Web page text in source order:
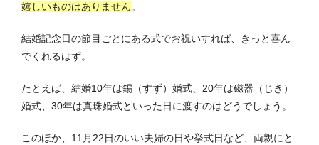
嬉しいものはありません。
結婚記念日の節目ごとにある式でお祝いすれば、きっと喜ん
でくれるはず。
たとえば、結婚10年は錫（すず）婚式、20年は磁器（じき）
婚式、30年は真珠婚式といった日に渡すのはどうでしょう。
このほか、11月22日のいい夫婦の日や挙式日など、両親にと